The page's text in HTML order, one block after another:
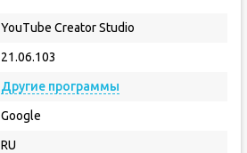
YouTube Creator Studio
21.06.103
Другие программы
Google
RU